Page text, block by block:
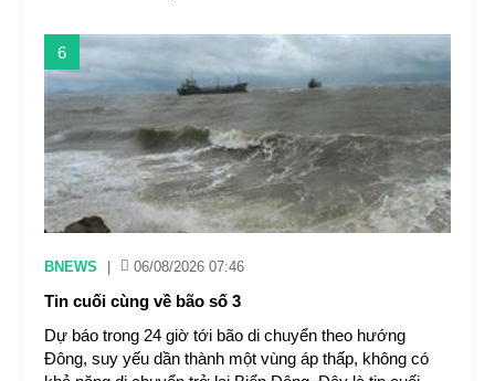
6
BNEWS 06/08/2026 07:46
Tin cuối cùng về bão số 3
Dự báo trong 24 giờ tới bão di chuyển theo hướng
Đông, suy yếu dần thành một vùng áp thấp, không có